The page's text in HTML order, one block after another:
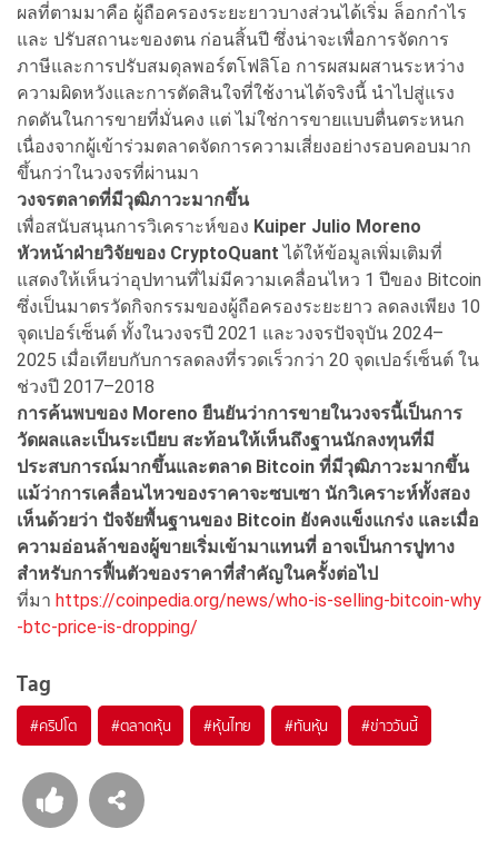
ผลที่ตามมาคือ ผู้ถือครองระยะยาวบางส่วนได้เริ่ม ล็อกกำไร
และ ปรับสถานะของตน ก่อนสิ้นปี ซึ่งน่าจะเพื่อการจัดการ
ภาษีและการปรับสมดุลพอร์ตโฟลิโอ การผสมผสานระหว่าง
ความผิดหวังและการตัดสินใจที่ใช้งานได้จริงนี้ นำไปสู่แรง
กดดันในการขายที่มั่นคง แต่ ไม่ใช่การขายแบบตื่นตระหนก
เนื่องจากผู้เข้าร่วมตลาดจัดการความเสี่ยงอย่างรอบคอบมาก
ขึ้นกว่าในวงจรที่ผ่านมา
วงจรตลาดที่มีวุฒิภาวะมากขึ้น
เพื่อสนับสนุนการวิเคราะห์ของ Kuiper Julio Moreno
หัวหน้าฝ่ายวิจัยของ CryptoQuant ได้ให้ข้อมูลเพิ่มเติมที่
แสดงให้เห็นว่าอุปทานที่ไม่มีความเคลื่อนไหว 1 ปีของ Bitcoin
ซึ่งเป็นมาตรวัดกิจกรรมของผู้ถือครองระยะยาว ลดลงเพียง 10
จุดเปอร์เซ็นต์ ทั้งในวงจรปี 2021 และวงจรปัจจุบัน 2024–
2025 เมื่อเทียบกับการลดลงที่รวดเร็วกว่า 20 จุดเปอร์เซ็นต์ ใน
ช่วงปี 2017–2018
การค้นพบของ Moreno ยืนยันว่าการขายในวงจรนี้เป็นการ
วัดผลและเป็นระเบียบ สะท้อนให้เห็นถึงฐานนักลงทุนที่มี
ประสบการณ์มากขึ้นและตลาด Bitcoin ที่มีวุฒิภาวะมากขึ้น
แม้ว่าการเคลื่อนไหวของราคาจะซบเซา นักวิเคราะห์ทั้งสอง
เห็นด้วยว่า ปัจจัยพื้นฐานของ Bitcoin ยังคงแข็งแกร่ง และเมื่อ
ความอ่อนล้าของผู้ขายเริ่มเข้ามาแทนที่ อาจเป็นการปูทาง
สำหรับการฟื้นตัวของราคาที่สำคัญในครั้งต่อไป
ที่มา https://coinpedia.org/news/who-is-selling-bitcoin-why
-btc-price-is-dropping/
Tag
#คริปโต #ตลาดหุ้น #หุ้นไทย #ทันหุ้น #ข่าววันนี้